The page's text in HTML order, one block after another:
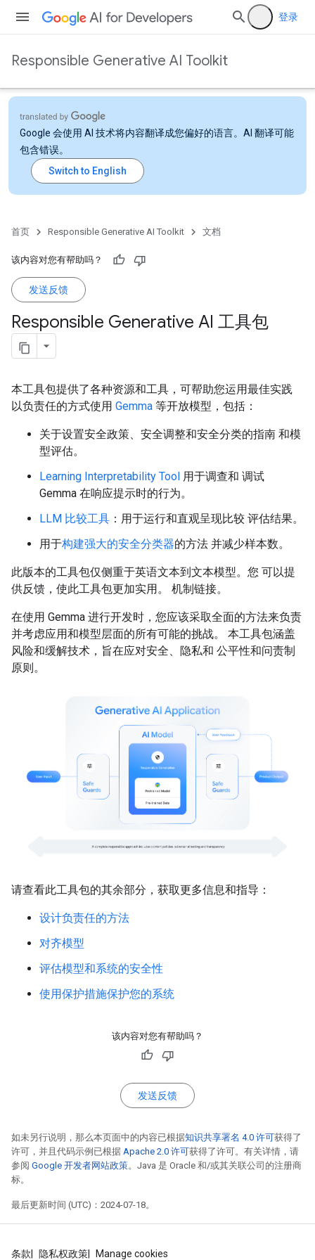
登录
Responsible Generative AI Toolkit
Google 会使用 AI 技术将内容翻译成您偏好的语言。AI 翻译可能
包含错误。
首页 Responsible Generative AI Toolkit 文档
该内容对您有帮助吗？
发送反馈
Responsible Generative AI 工具包
本工具包提供了各种资源和工具，可帮助您运用最佳实践
以负责任的方式使用 Gemma 等开放模型，包括：
关于设置安全政策、安全调整和安全分类的指南 和模
型评估。
Learning Interpretability Tool 用于调查和 调试
Gemma 在响应提示时的行为。
LLM 比较工具 ：用于运行和直观呈现比较 评估结果。
用于构建强大的安全分类器的方法 并减少样本数。
此版本的工具包仅侧重于英语文本到文本模型。您 可以提
供反馈，使此工具包更加实用。 机制链接。
在使用 Gemma 进行开发时，您应该采取全面的方法来负责
并考虑应用和模型层面的所有可能的挑战。 本工具包涵盖
风险和缓解技术，旨在应对安全、隐私和 公平性和问责制
原则。
请查看此工具包的其余部分，获取更多信息和指导：
设计负责任的方法
对齐模型
评估模型和系统的安全性
使用保护措施保护您的系统
该内容对您有帮助吗？
发送反馈
如未另行说明，那么本页面中的内容已根据知识共享署名 4.0 许可获得了
许可，并且代码示例已根据 Apache 2.0 许可获得了许可。有关详情，请
参阅 Google 开发者网站政策。Java 是 Oracle 和/或其关联公司的注册商
标。
最后更新时间 (UTC)：2024-07-18。
条款 隐私权政策 Manage cookies